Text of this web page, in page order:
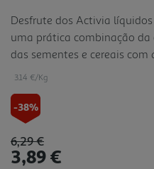
Link
para
a
mesma
página.
Desfrute dos Activia
uma prática combinação da
das sementes e cereais
cremosa de Activia.
3.14 €/Kg
-38%
Price reduced from
6,29 €to
3,89 €